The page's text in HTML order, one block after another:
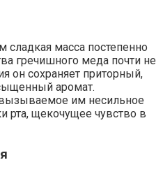
сладкая масса постепенно
гречишного меда почти не
он сохраняет приторный,
аромат.
вызываемое им несильное
рта, щекочущее чувство в